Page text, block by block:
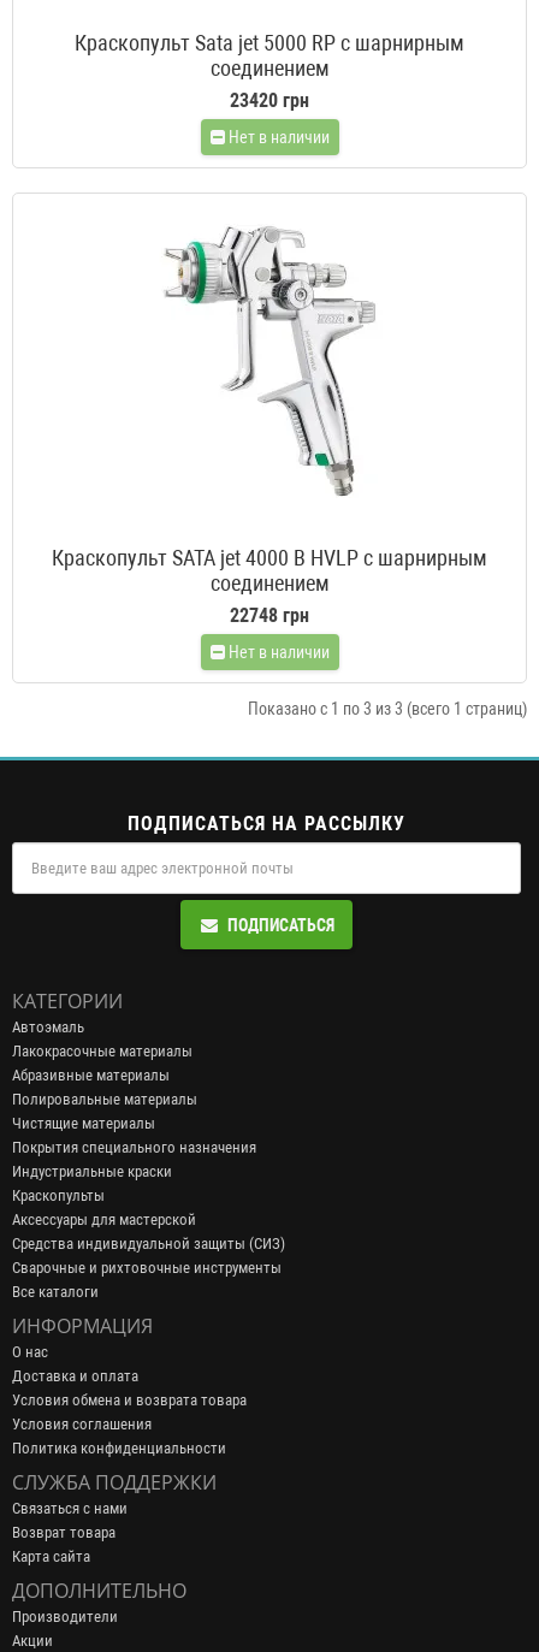
Краскопульт Sata jet 5000 RP с шарнирным
соединением
23420 грн
Нет в наличии
Краскопульт SATA jet 4000 B HVLP с шарнирным
соединением
22748 грн
Нет в наличии
Показано с 1 по 3 из 3 (всего 1 страниц)
ПОДПИСАТЬСЯ НА РАССЫЛКУ
ПОДПИСАТЬСЯ
КАТЕГОРИИ
Автоэмаль
Лакокрасочные материалы
Абразивные материалы
Полировальные материалы
Чистящие материалы
Покрытия специального назначения
Индустриальные краски
Краскопульты
Аксессуары для мастерской
Средства индивидуальной защиты (СИЗ)
Сварочные и рихтовочные инструменты
Все каталоги
ИНФОРМАЦИЯ
О нас
Доставка и оплата
Условия обмена и возврата товара
Условия соглашения
Политика конфиденциальности
СЛУЖБА ПОДДЕРЖКИ
Связаться с нами
Возврат товара
Карта сайта
ДОПОЛНИТЕЛЬНО
Производители
Акции